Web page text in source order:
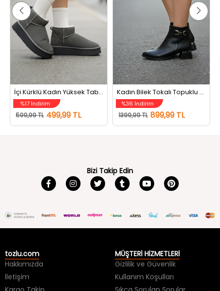
İçi Kürklü Kadın Yüksek Taban Bot Füme
%17 İndirim
599,99 TL 499,99 TL
Kadın Bilek Tokalı Topuklu Bot Siyah
%36 İndirim
1399,99 TL 899,99 TL
Bizi Takip Edin
tozlu.com
Hakkımızda
İletişim
MÜŞTERİ HİZMETLERİ
Gizlilik ve Güvenlik
Kullanım Koşulları